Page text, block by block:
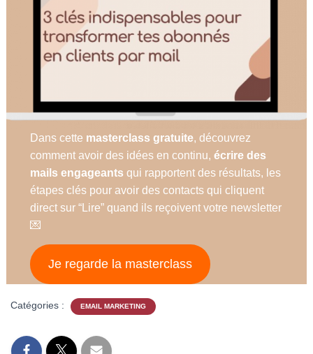
Dans cette masterclass gratuite, découvrez
comment avoir des idées en continu,écrire des
mails engageants qui rapportent des résultats, les
étapes clés pour avoir des contacts qui cliquent
direct sur “Lire” quand ils reçoivent votre newsletter
💌
Je regarde la masterclass
Catégories : EMAIL MARKETING